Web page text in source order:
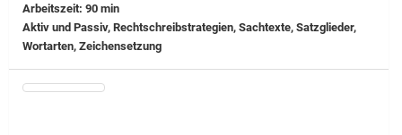
Arbeitszeit: 90 min
Aktiv und Passiv, Rechtschreibstrategien, Sachtexte, Satzglieder,
Wortarten, Zeichensetzung